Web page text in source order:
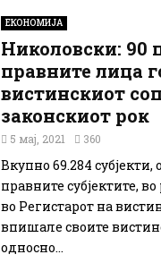
ЕКОНОМИЈА
Николовски: 90
правните лица
вистинскиот
законскиот рок
5 мај, 2021 360
Вкупно 69.284 субјекти,
правните субјектите,
во Регистарот на
впишале своите
односно...